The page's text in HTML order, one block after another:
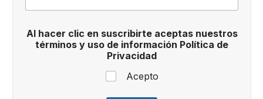
i
o
s
Al hacer clic en suscribirte aceptas nuestros
términos y uso de información Política de
Privacidad
Acepto